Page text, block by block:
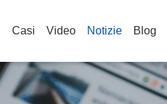
Casi Video Notizie Blog